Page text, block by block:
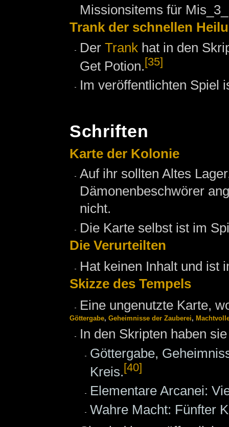
Missionsitems für
Trank der schnellen
Der Trank hat in den
Get Potion.[35]
Im veröffentlichten Spiel
Schriften
Karte der Kolonie
Auf ihr sollten Altes
Dämonenbeschwörer
nicht.
Die Karte selbst ist im
Die Verurteilten
Hat keinen Inhalt und ist
Skizze des Tempels
Eine ungenutzte Karte,
Göttergabe, Geheimnisse der Zauberei,
In den Skripten haben
Göttergabe,
Kreis.[40]
Elementare Arcanei:
Wahre Macht: Fünfter